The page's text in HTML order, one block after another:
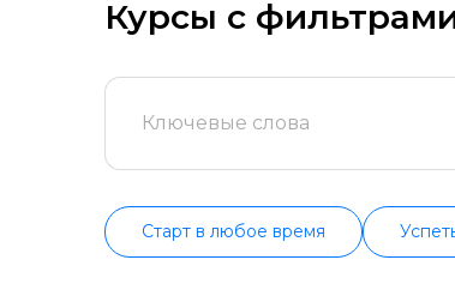
Курсы с
Старт в любое время